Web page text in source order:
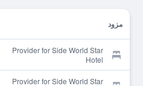
مزود
Provider for Side World Star
Hotel
Provider for Side World Star